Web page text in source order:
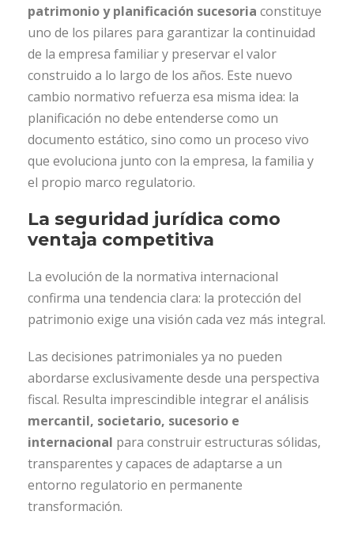
patrimonio y planificación sucesoria constituye
uno de los pilares para garantizar la continuidad
de la empresa familiar y preservar el valor
construido a lo largo de los años. Este nuevo
cambio normativo refuerza esa misma idea: la
planificación no debe entenderse como un
documento estático, sino como un proceso vivo
que evoluciona junto con la empresa, la familia y
el propio marco regulatorio.
La seguridad jurídica como
ventaja competitiva
La evolución de la normativa internacional
confirma una tendencia clara: la protección del
patrimonio exige una visión cada vez más integral.
Las decisiones patrimoniales ya no pueden
abordarse exclusivamente desde una perspectiva
fiscal. Resulta imprescindible integrar el análisis
mercantil, societario, sucesorio e
internacional para construir estructuras sólidas,
transparentes y capaces de adaptarse a un
entorno regulatorio en permanente
transformación.